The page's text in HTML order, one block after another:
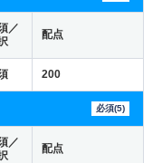
／
配点
200
必須(5)
／
配点